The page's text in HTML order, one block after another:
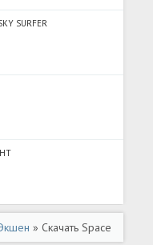
SURFER
» Скачать Space